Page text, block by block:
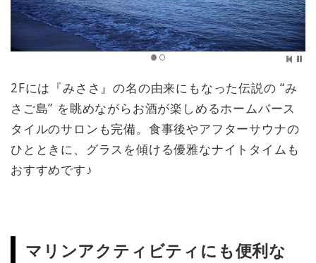
2Fには『みささ』の名の由来にもなった伝説の “み
さご島” を眺めながらお酒が楽しめるホームバース
タイルのサロンも完備。食事後やアフターサウナの
ひとときに、グラスを傾ける優雅なナイトタイムも
おすすめです♪
マリンアクティビティにも便利な